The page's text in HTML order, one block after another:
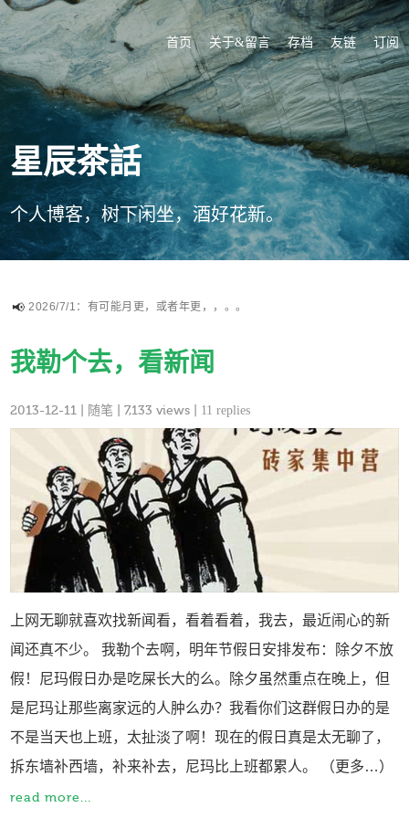
首页 关于&留言 存档 友链 订阅
星辰茶話
个人博客，树下闲坐，酒好花新。
2026/7/1：有可能月更，或者年更，，。。
我勒个去，看新闻
2013-12-11 随笔 | 7,133 views | 11 replies
上网无聊就喜欢找新闻看，看着看着，我去，最近闹心的新
闻还真不少。 我勒个去啊，明年节假日安排发布：除夕不放
假！尼玛假日办是吃屎长大的么。除夕虽然重点在晚上，但
是尼玛让那些离家远的人肿么办？我看你们这群假日办的是
不是当天也上班，太扯淡了啊！现在的假日真是太无聊了，
拆东墙补西墙，补来补去，尼玛比上班都累人。 （更多…）
read more...